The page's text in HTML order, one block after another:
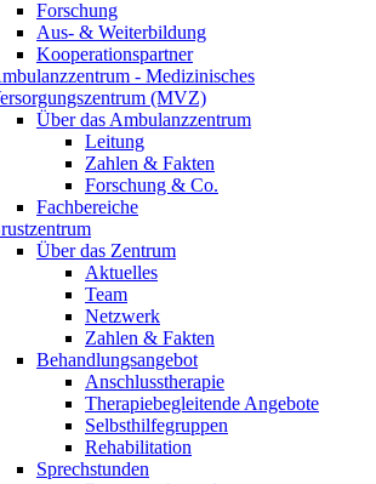
Forschung
Aus- & Weiterbildung
Kooperationspartner
- Medizinisches
(MVZ)
Über das Ambulanzzentrum
Leitung
Zahlen & Fakten
Forschung & Co.
Fachbereiche
Über das Zentrum
Aktuelles
Team
Netzwerk
Zahlen & Fakten
Behandlungsangebot
Anschlusstherapie
Therapiebegleitende Angebote
Selbsthilfegruppen
Rehabilitation
Sprechstunden